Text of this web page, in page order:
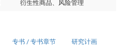
衍生性商品、风险管理
专书 / 专书章节 研究计画